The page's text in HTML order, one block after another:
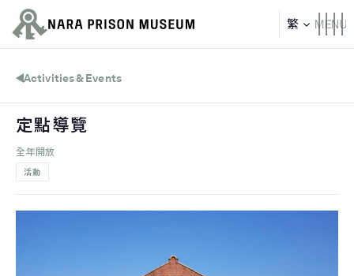
Activities & Events
定點導覽
全年開放
活動